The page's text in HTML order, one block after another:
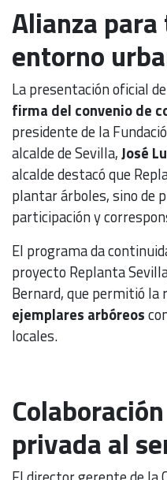
Alianza
entorno
La presentación oficial
firma del convenio de
presidente de la
alcalde de Sevilla,José
alcalde destacó que
plantar árboles, sino de
participación y
El programa da
proyecto Replanta
Bernard, que permitió la
ejemplares arbóreos
locales.
privada al